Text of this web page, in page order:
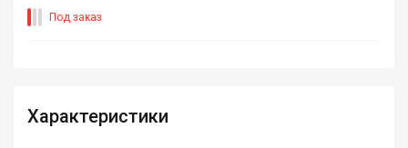
Под заказ
Характеристики